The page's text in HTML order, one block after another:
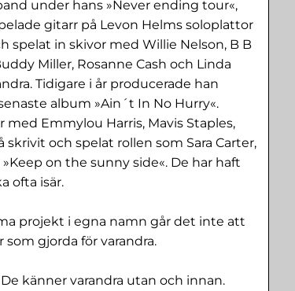
under hans »Never ending tour«,
gitarr på Levon Helms soloplattor
spelat in skivor med Willie Nelson, B B
Miller, Rosanne Cash och Linda
Tidigare i år producerade han
album »Ain´t In No Hurry«.
Emmylou Harris, Mavis Staples,
och spelat rollen som Sara Carter,
on the sunny side«. De har haft
ofta isär.
projekt i egna namn går det inte att
gjorda för varandra.
känner varandra utan och innan.